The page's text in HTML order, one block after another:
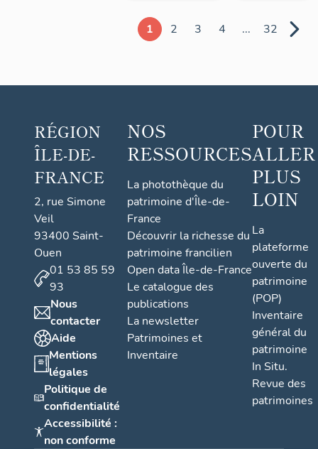
1 2 3 4 ... 32
RÉGION
ÎLE-DE-
FRANCE
2, rue Simone
Veil
93400 Saint-
Ouen
01 53 85 59
93
Nous
contacter
Aide
Mentions
légales
Politique de
confidentialité
Accessibilité :
non conforme
NOS
RESSOURCES
La photothèque du
patrimoine d'Île-de-
France
Découvrir la richesse du
patrimoine francilien
Open data Île-de-France
Le catalogue des
publications
La newsletter
Patrimoines et
Inventaire
POUR
ALLER
PLUS
LOIN
La
plateforme
ouverte du
patrimoine
(POP)
Inventaire
général du
patrimoine
In Situ.
Revue des
patrimoines